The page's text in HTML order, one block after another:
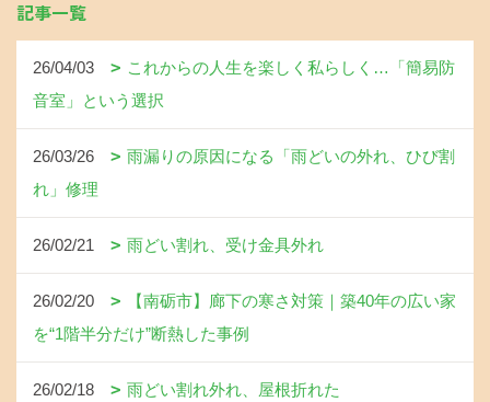
記事一覧
26/04/03
これからの人生を楽しく私らしく…「簡易防
音室」という選択
26/03/26
雨漏りの原因になる「雨どいの外れ、ひび割
れ」修理
26/02/21 雨どい割れ、受け金具外れ
26/02/20
【南砺市】廊下の寒さ対策｜築40年の広い家
を“1階半分だけ”断熱した事例
26/02/18 雨どい割れ外れ、屋根折れた